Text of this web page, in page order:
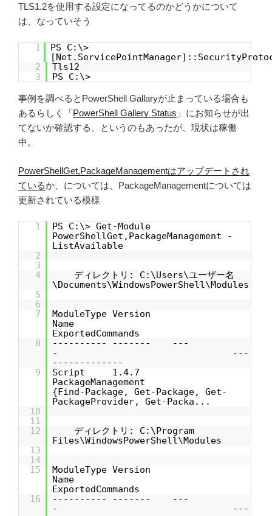
TLS1.2を使用する設定になってるのかどうかについて
は、なっていそう
1
PS C:\>
2
Tls12
3
PS C:\>
事例を調べるとPowerShell Gallaryが止まっている場合も
あるらしく「PowerShell Gallery Status 」にお知らせが出
てないか確認する、というのもあったが、現状は稼働
中。
PowerShellGet,PackageManagementはアップデートされ
ているか、については、PackageManagementについては
更新されている模様
1
PS C:\> Get-Module
PowerShellGet,PackageManagement -
ListAvailable
2
3
4
ディレクトリ: C:\Users\ユーザー名
\Documents\WindowsPowerShell\Modules
5
6
7
ModuleType Version
Name
ExportedCommands
8
---------- ------- ---
- ---
-------------
9
Script 1.4.7
PackageManagement
{Find-Package, Get-Package, Get-
PackageProvider, Get-Packa...
10
11
12
ディレクトリ: C:\Program
Files\WindowsPowerShell\Modules
13
14
15
ModuleType Version
Name
ExportedCommands
16
---------- ------- ---
- ---